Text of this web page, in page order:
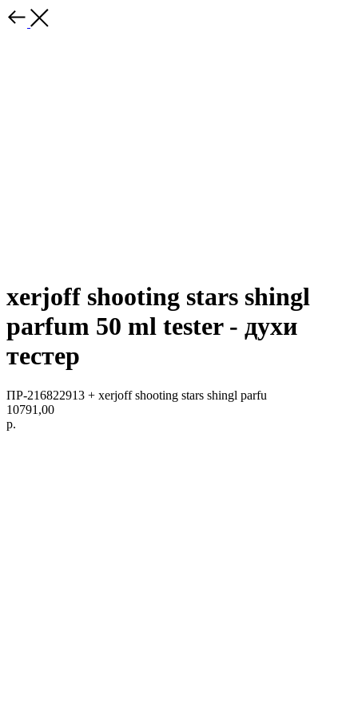
xerjoff shooting stars shingl
parfum 50 ml tester - духи
тестер
ПР-216822913 + xerjoff shooting stars shingl parfu
10791,00
р.